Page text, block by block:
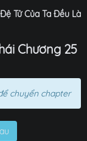
Đệ Tử Của Ta Đều Là
Chương 25
chuyển chapter